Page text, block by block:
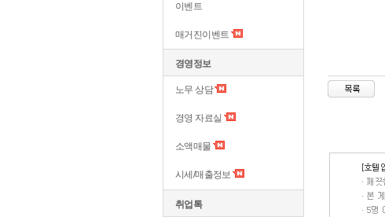
이벤트
매거진이벤트
경영정보
노무 상담
경영 자료실
소액매물
시세/매출정보
취업톡